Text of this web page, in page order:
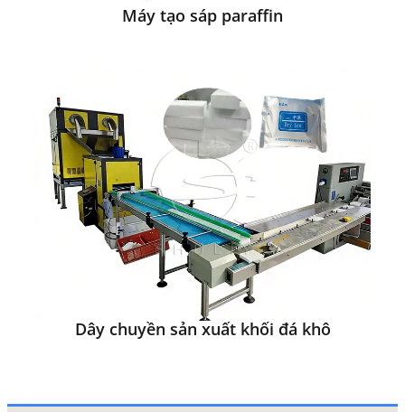
Máy tạo sáp paraffin
Dây chuyền sản xuất khối đá khô